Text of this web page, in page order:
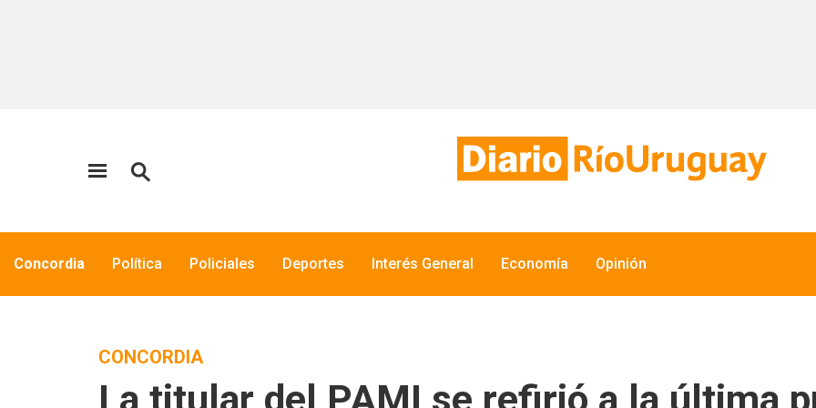
Concordia Política Policiales Deportes Interés General Economía Opinión
CONCORDIA
La titular del PAMI se refirió a la última